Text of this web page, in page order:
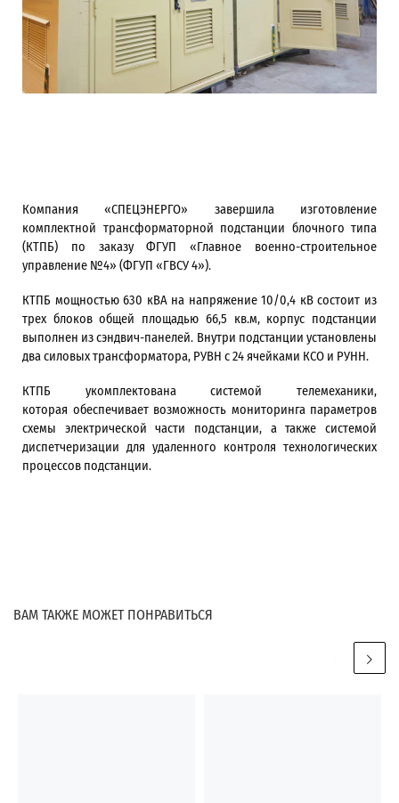
Компания «СПЕЦЭНЕРГО» завершила изготовление
комплектной трансформаторной подстанции блочного типа
(КТПБ) по заказу ФГУП «Главное военно-строительное
управление №4» (ФГУП «ГВСУ 4»).
КТПБ мощностью 630 кВА на напряжение 10/0,4 кВ состоит из
трех блоков общей площадью 66,5 кв.м, корпус подстанции
выполнен из сэндвич-панелей. Внутри подстанции установлены
два силовых трансформатора, РУВН с 24 ячейками КСО и РУНН.
КТПБ укомплектована системой телемеханики,
которая обеспечивает возможность мониторинга параметров
схемы электрической части подстанции, а также системой
диспетчеризации для удаленного контроля технологических
процессов подстанции.
ВАМ ТАКЖЕ МОЖЕТ ПОНРАВИТЬСЯ